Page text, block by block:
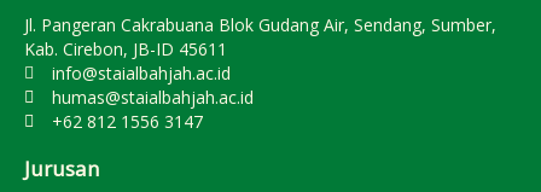
Jl. Pangeran Cakrabuana Blok Gudang Air, Sendang, Sumber,
Kab. Cirebon, JB-ID 45611
info@staialbahjah.ac.id
humas@staialbahjah.ac.id
+62 812 1556 3147
Jurusan